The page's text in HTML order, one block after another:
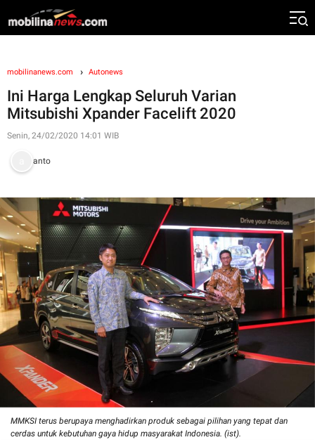
mobilinanews.com Autonews
Ini Harga Lengkap Seluruh Varian
Mitsubishi Xpander Facelift 2020
Senin, 24/02/2020 14:01 WIB
anto
MMKSI terus berupaya menghadirkan produk sebagai pilihan yang tepat dan
cerdas untuk kebutuhan gaya hidup masyarakat Indonesia. (ist).